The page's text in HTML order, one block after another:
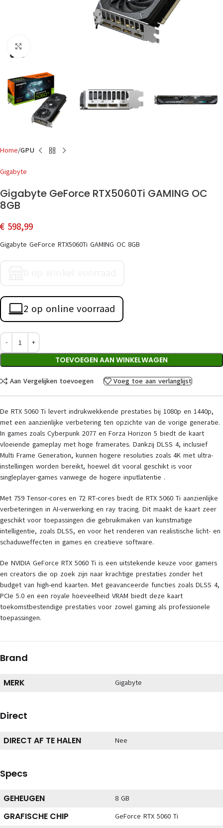
Home GPU
Gigabyte
Gigabyte GeForce RTX5060Ti GAMING OC
8GB
€ 598,99
Gigabyte GeForce RTX5060Ti GAMING OC 8GB
2 op online voorraad
TOEVOEGEN AAN WINKELWAGEN
Aan Vergelijken toevoegen Voeg toe aan verlanglijst
De RTX 5060 Ti levert indrukwekkende prestaties bij 1080p en 1440p,
met een aanzienlijke verbetering ten opzichte van de vorige generatie.
In games zoals Cyberpunk 2077 en Forza Horizon 5 biedt de kaart
vloeiende gameplay met hoge framerates. Dankzij DLSS 4, inclusief
Multi Frame Generation, kunnen hogere resoluties zoals 4K met ultra-
instellingen worden bereikt, hoewel dit vooral geschikt is voor
singleplayer-games vanwege de hogere inputlatentie .
Met 759 Tensor-cores en 72 RT-cores biedt de RTX 5060 Ti aanzienlijke
verbeteringen in AI-verwerking en ray tracing. Dit maakt de kaart zeer
geschikt voor toepassingen die gebruikmaken van kunstmatige
intelligentie, zoals DLSS, en voor het renderen van realistische licht- en
schaduweffecten in games en creatieve software.
De NVIDIA GeForce RTX 5060 Ti is een uitstekende keuze voor gamers
en creators die op zoek zijn naar krachtige prestaties zonder het
budget van high-end kaarten. Met geavanceerde functies zoals DLSS 4,
PCIe 5.0 en een royale hoeveelheid VRAM biedt deze kaart
toekomstbestendige prestaties voor zowel gaming als professionele
toepassingen.
Brand
MERK Gigabyte
Direct
DIRECT AF TE HALEN Nee
Specs
GEHEUGEN 8 GB
GRAFISCHE CHIP GeForce RTX 5060 Ti